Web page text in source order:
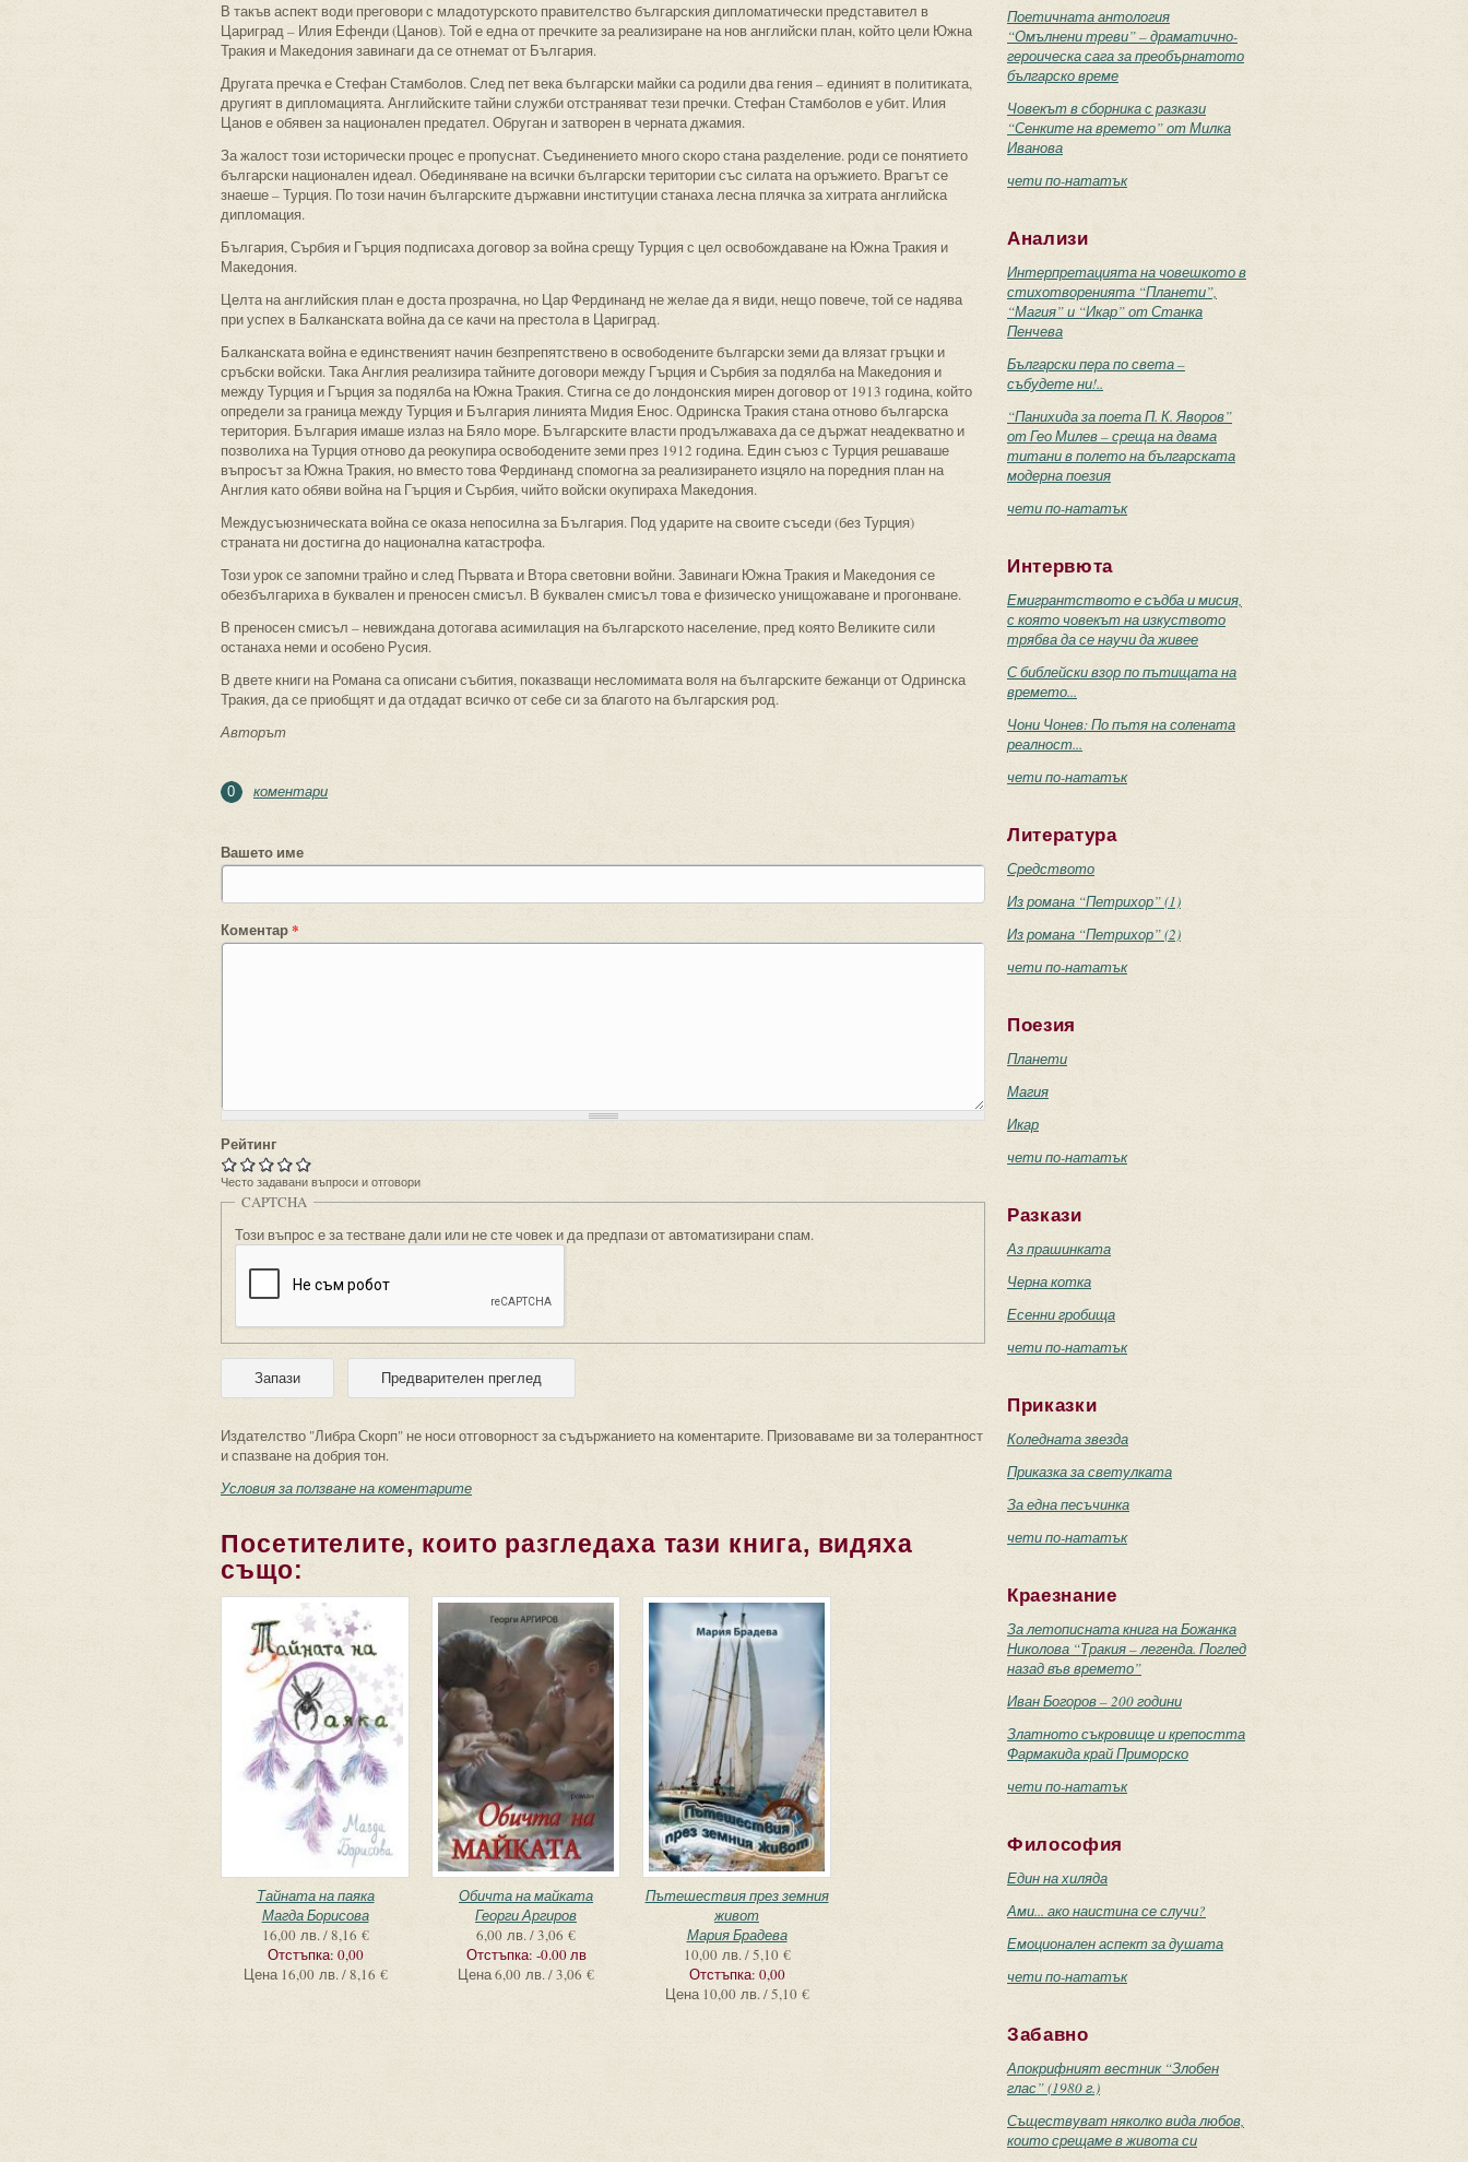
В такъв аспект води преговори с младотурското правителство българския дипломатически представител в
Цариград – Илия Ефенди (Цанов). Той е една от пречките за реализиране на нов английски план, който цели Южна
Тракия и Македония завинаги да се отнемат от България.
Другата пречка е Стефан Стамболов. След пет века български майки са родили два гения – единият в политиката,
другият в дипломацията. Английските тайни служби отстраняват тези пречки. Стефан Стамболов е убит. Илия
Цанов е обявен за национален предател. Обруган и затворен в черната джамия.
За жалост този исторически процес е пропуснат. Съединението много скоро стана разделение. роди се понятието
български национален идеал. Обединяване на всички български територии със силата на оръжието. Врагът се
знаеше – Турция. По този начин българските държавни институции станаха лесна плячка за хитрата английска
дипломация.
България, Сърбия и Гърция подписаха договор за война срещу Турция с цел освобождаване на Южна Тракия и
Македония.
Целта на английския план е доста прозрачна, но Цар Фердинанд не желае да я види, нещо повече, той се надява
при успех в Балканската война да се качи на престола в Цариград.
Балканската война е единственият начин безпрепятствено в освободените български земи да влязат гръцки и
сръбски войски. Така Англия реализира тайните договори между Гърция и Сърбия за подялба на Македония и
между Турция и Гърция за подялба на Южна Тракия. Стигна се до лондонския мирен договор от 1913 година, който
определи за граница между Турция и България линията Мидия Енос. Одринска Тракия стана отново българска
територия. България имаше излаз на Бяло море. Българските власти продължаваха да се държат неадекватно и
позволиха на Турция отново да реокупира освободените земи през 1912 година. Един съюз с Турция решаваше
въпросът за Южна Тракия, но вместо това Фердинанд спомогна за реализирането изцяло на поредния план на
Англия като обяви война на Гърция и Сърбия, чийто войски окупираха Македония.
Междусъюзническата война се оказа непосилна за България. Под ударите на своите съседи (без Турция)
страната ни достигна до национална катастрофа.
Този урок се запомни трайно и след Първата и Втора световни войни. Завинаги Южна Тракия и Македония се
обезбългариха в буквален и преносен смисъл. В буквален смисъл това е физическо унищожаване и прогонване.
В преносен смисъл – невиждана дотогава асимилация на българското население, пред която Великите сили
останаха неми и особено Русия.
В двете книги на Романа са описани събития, показващи несломимата воля на българските бежанци от Одринска
Тракия, да се приобщят и да отдадат всичко от себе си за благото на българския род.
Авторът
0 коментари
Вашето име
Коментар*
Рейтинг
Често задавани въпроси и отговори
CAPTCHA
Този въпрос е за тестване дали или не сте човек и да предпази от автоматизирани спам.
Издателство "Либра Скорп" не носи отговорност за съдържанието на коментарите. Призоваваме ви за толерантност
и спазване на добрия тон.
Условия за ползване на коментарите
Посетителите, които разгледаха тази книга, видяха
също:
Тайната на паяка
Магда Борисова
16,00 лв. / 8,16 €
Отстъпка: 0,00
Цена 16,00 лв. / 8,16 €
Обичта на майката
Георги Аргиров
6,00 лв. / 3,06 €
Отстъпка: -0.00 лв
Цена6,00 лв. / 3,06 €
Пътешествия през земния
живот
Мария Брадева
10,00 лв. / 5,10 €
Отстъпка: 0,00
Цена 10,00 лв. / 5,10 €
Поетичната антология
“Омълнени треви” – драматично-
героическа сага за преобърнатото
българско време
Човекът в сборника с разкази
“Сенките на времето” от Милка
Иванова
чети по-нататък
Анализи
Интерпретацията на човешкото в
стихотворенията “Планети”,
“Магия” и “Икар” от Станка
Пенчева
Български пера по света –
събудете ни!..
“Панихида за поета П. К. Яворов”
от Гео Милев – среща на двама
титани в полето на българската
модерна поезия
чети по-нататък
Интервюта
Емигрантството е съдба и мисия,
с която човекът на изкуството
трябва да се научи да живее
С библейски взор по пътищата на
времето...
Чони Чонев: По пътя на солената
реалност...
чети по-нататък
Литература
Средството
Из романа “Петрихор” (1)
Из романа “Петрихор” (2)
чети по-нататък
Поезия
Планети
Магия
Икар
чети по-нататък
Разкази
Аз прашинката
Черна котка
Есенни гробища
чети по-нататък
Приказки
Коледната звезда
Приказка за светулката
За една песъчинка
чети по-нататък
Краезнание
За летописната книга на Божанка
Николова “Тракия – легенда. Поглед
назад във времето”
Иван Богоров – 200 години
Златното съкровище и крепостта
Фармакида край Приморско
чети по-нататък
Философия
Един на хиляда
Ами... ако наистина се случи?
Емоционален аспект за душата
чети по-нататък
Забавно
Апокрифният вестник “Злобен
глас” (1980 г.)
Съществуват няколко вида любов,
които срещаме в живота си